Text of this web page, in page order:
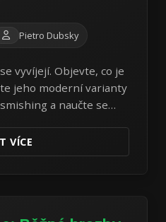
Pietro Dubsky
vyvíjejí. Objevte, co je
jeho moderní varianty
a naučte se
VÍCE